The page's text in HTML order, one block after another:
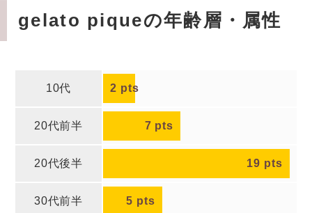
gelato piqueの年齢層・属性
10代 2 pts
20代前半 7 pts
20代後半 19 pts
30代前半 5 pts